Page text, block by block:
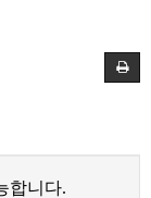
합니다.